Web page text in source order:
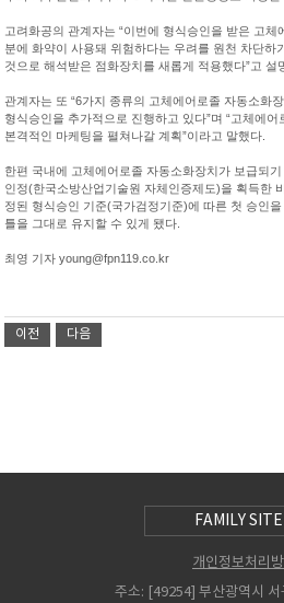
고려화공의 관계자는 “이번에 형식승인을 받은 고
분에 화약이 사용돼 위험하다는 우려를 원천 차단하
것으로 해석받은 점화장치를 새롭게 적용했다”고 설
관계자는 또 “6가지 종류의 고체에어로졸 자동소화
형식승인을 추가적으로 진행하고 있다”며 “고체에
본격적인 마케팅을 펼쳐나갈 계획”이라고 말했다.
한편 국내에 고체에어로졸 자동소화장치가 보급되
인정(한국소방산업기술원 자체인증제도)을 획득한
정된 형식승인 기준(국가검정기준)에 따른 첫 승인을
틀을 그대로 유지할 수 있게 됐다.
최영 기자 young@fpn119.co.kr
이전 다음
개인정보처리
주소: [49254] 부산광역시
FAMILY SITE
우양수산(주)
우양냉장(주)
우양산업개발(주)힐